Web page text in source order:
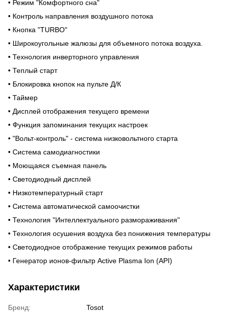
• Режим "Комфортного сна"
• Контроль направления воздушного потока
• Кнопка "TURBO"
• Широкоугольные жалюзы для объемного потока воздуха.
• Технология инверторного управления
• Теплый старт
• Блокировка кнопок на пульте Д/К
• Таймер
• Дисплей отображения текущего времени
• Функция запоминания текущих настроек
• "Вольт-контроль" - система низковольтного старта
• Система самодиагностики
• Моющаяся съемная панель
• Светодиодный дисплей
• Низкотемпературный старт
• Система автоматической самоочистки
• Технология "Интеллектуального размораживания"
• Технология осушения воздуха без понижения температуры
• Светодиодное отображение текущих режимов работы
• Генератор ионов-фильтр Active Plasma Ion (API)
Характеристики
Бренд:
Tosot